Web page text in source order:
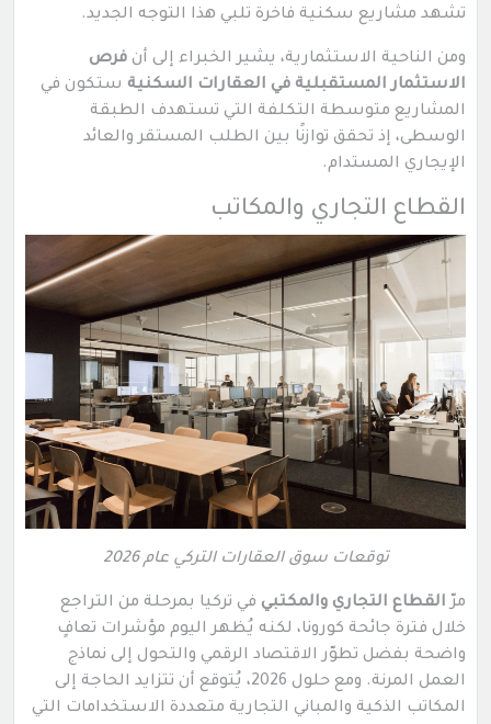
تشهد مشاريع سكنية فاخرة تلبي هذا التوجه الجديد.
ومن الناحية الاستثمارية، يشير الخبراء إلى أن فرص
الاستثمار المستقبلية في العقارات السكنية ستكون في
المشاريع متوسطة التكلفة التي تستهدف الطبقة
الوسطى، إذ تحقق توازنًا بين الطلب المستقر والعائد
الإيجاري المستدام.
القطاع التجاري والمكاتب
توقعات سوق العقارات التركي عام 2026
مرّ القطاع التجاري والمكتبي في تركيا بمرحلة من التراجع
خلال فترة جائحة كورونا، لكنه يُظهر اليوم مؤشرات تعافٍ
واضحة بفضل تطوّر الاقتصاد الرقمي والتحول إلى نماذج
العمل المرنة. ومع حلول 2026، يُتوقع أن تتزايد الحاجة إلى
المكاتب الذكية والمباني التجارية متعددة الاستخدامات التي